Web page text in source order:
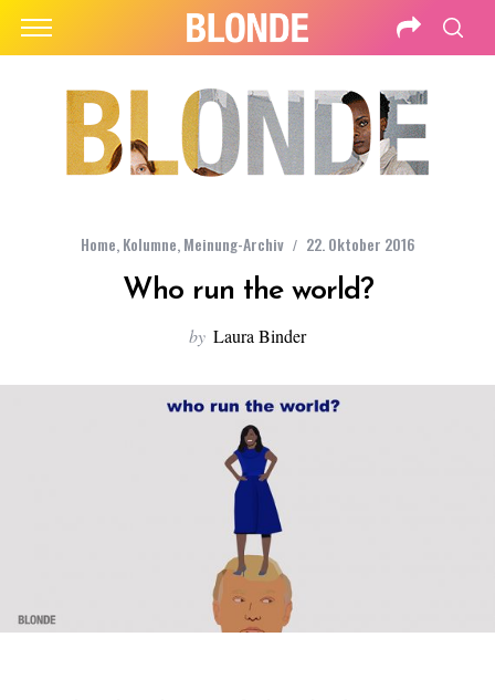
Home,Kolumne,Meinung-Archiv 22. Oktober 2016
Who run the world?
by Laura Binder